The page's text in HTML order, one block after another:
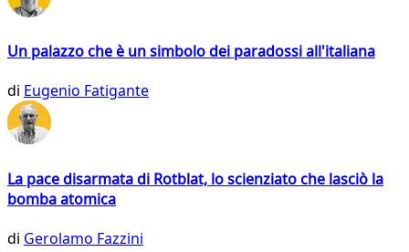
Un palazzo che è un simbolo dei paradossi all'italiana
di Eugenio Fatigante
La pace disarmata di Rotblat, lo scienziato che lasciò la
bomba atomica
di Gerolamo Fazzini